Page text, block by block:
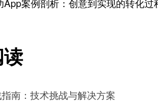
App案例剖析：创意到实现的转化过
读
南：技术挑战与解决方案